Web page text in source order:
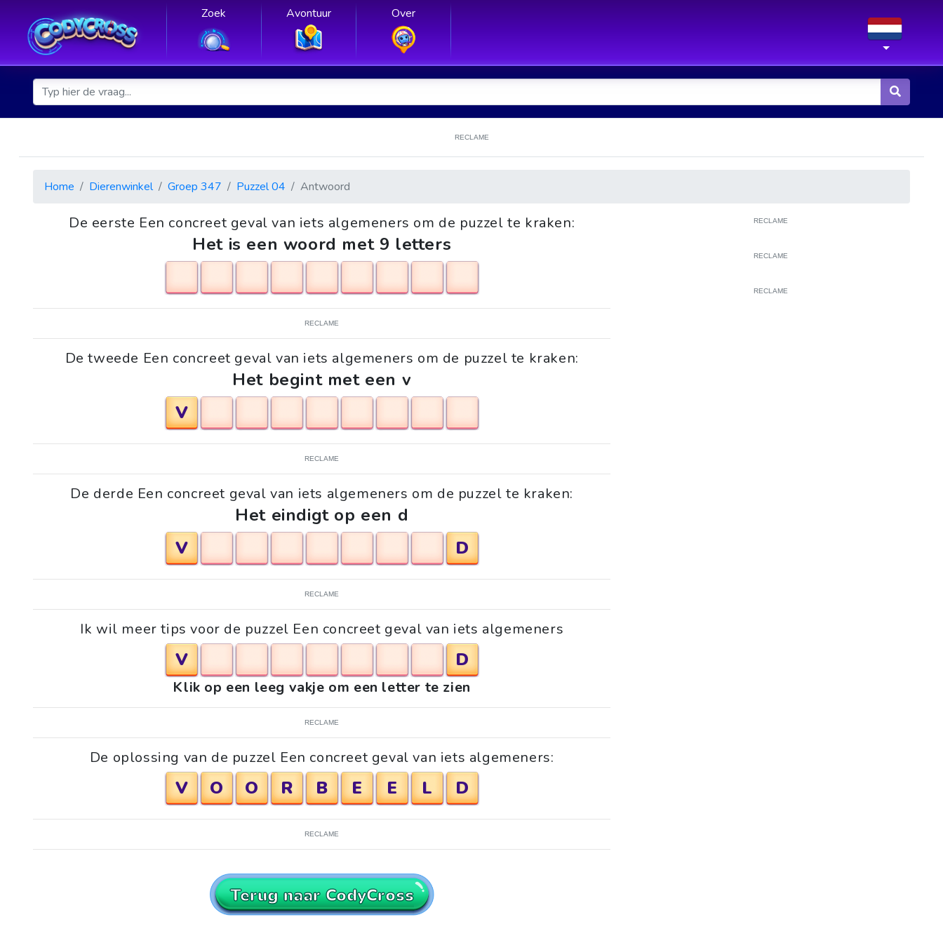
Zoek Avontuur Over
RECLAME
Home Dierenwinkel Groep 347 Puzzel 04 Antwoord
De eerste Een concreet geval van iets algemeners om de puzzel te kraken:
Het is een woord met 9 letters
RECLAME
De tweede Een concreet geval van iets algemeners om de puzzel te kraken:
Het begint met een v
V
RECLAME
De derde Een concreet geval van iets algemeners om de puzzel te kraken:
Het eindigt op een d
V
D
RECLAME
Ik wil meer tips voor de puzzel Een concreet geval van iets algemeners
V D
Klik op een leeg vakje om een letter te zien
RECLAME
De oplossing van de puzzel Een concreet geval van iets algemeners:
V O O R B E E L D
RECLAME
Terug naar CodyCross
RECLAME
RECLAME
RECLAME